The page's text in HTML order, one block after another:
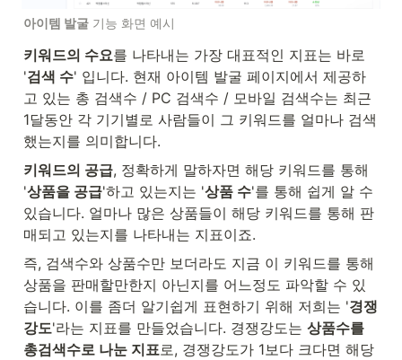
아이템 발굴 기능 화면 예시
키워드의 수요를 나타내는 가장 대표적인 지표는 바로
'검색 수' 입니다. 현재 아이템 발굴 페이지에서 제공하
고 있는 총 검색수 / PC 검색수 / 모바일 검색수는 최근
1달동안 각 기기별로 사람들이 그 키워드를 얼마나 검색
했는지를 의미합니다.
키워드의 공급, 정확하게 말하자면 해당 키워드를 통해
'상품을 공급'하고 있는지는 '상품 수'를 통해 쉽게 알 수
있습니다. 얼마나 많은 상품들이 해당 키워드를 통해 판
매되고 있는지를 나타내는 지표이죠.
즉, 검색수와 상품수만 보더라도 지금 이 키워드를 통해
상품을 판매할만한지 아닌지를 어느정도 파악할 수 있
습니다. 이를 좀더 알기쉽게 표현하기 위해 저희는 '경쟁
강도'라는 지표를 만들었습니다. 경쟁강도는 상품수를
총검색수로 나눈 지표 로, 경쟁강도가 1보다 크다면 해당